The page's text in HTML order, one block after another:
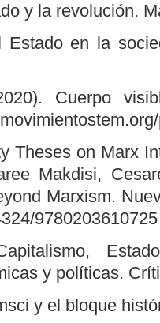
y la revolución.
en la
Cuerpo
Theses on Marx
Makdisi,
Marxism.
9780203610725
y políticas.
y el bloque